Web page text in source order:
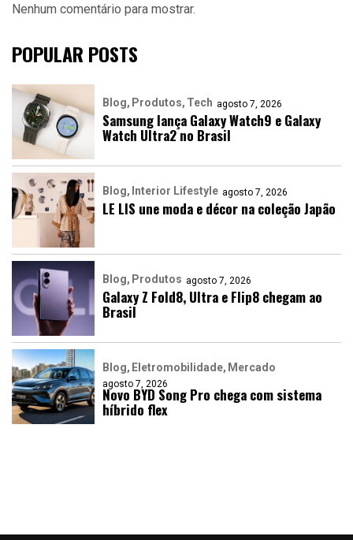
Nenhum comentário para mostrar.
POPULAR POSTS
Blog Produtos Tech agosto 7, 2026
Samsung lança Galaxy Watch9 e Galaxy
Watch Ultra2 no Brasil
Blog Interior Lifestyle agosto 7, 2026
LE LIS une moda e décor na coleção Japão
Blog Produtos agosto 7, 2026
Galaxy Z Fold8, Ultra e Flip8 chegam ao
Brasil
Blog Eletromobilidade Mercado
agosto 7, 2026
Novo BYD Song Pro chega com sistema
híbrido flex